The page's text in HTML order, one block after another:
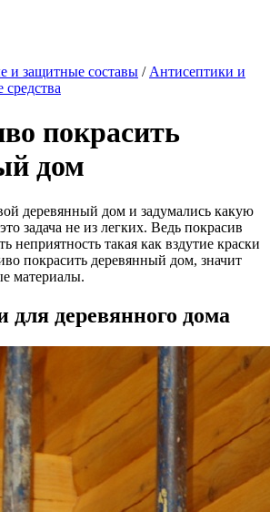
и защитные составы / Антисептики и
покрасить
дом
деревянный дом и задумались какую
задача не из легких. Ведь покрасив
неприятность такая как вздутие краски
покрасить деревянный дом, значит
материалы.
для деревянного дома